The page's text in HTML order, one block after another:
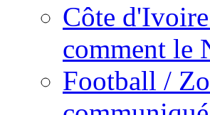
Côte
comment le
Football /